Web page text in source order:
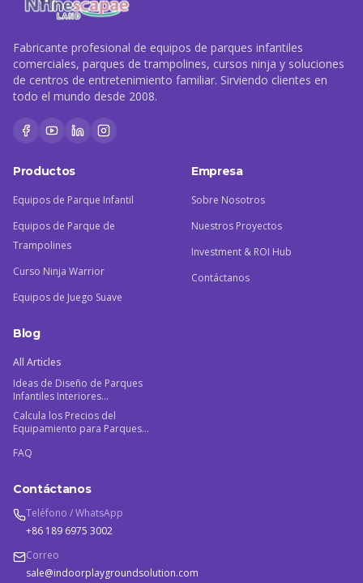
Fabricante profesional de equipos de parques infantiles
comerciales, parques de trampolines, cursos ninja y soluciones
de centros de entretenimiento familiar. Sirviendo clientes en
todo el mundo desde 2008.
Productos
Equipos de Parque Infantil
Equipos de Parque de
Trampolines
Curso Ninja Warrior
Equipos de Juego Suave
Empresa
Sobre Nosotros
Nuestros Proyectos
Investment & ROI Hub
Contáctanos
Blog
All Articles
Ideas de Diseño de Parques
Infantiles Interiores
Personalizados: Guía del
Fabricante 2026
Calcula los Precios del
Equipamiento para Parques
para Maximizar el ROI
FAQ
Contáctanos
Teléfono / WhatsApp
+86 189 6975 3002
Correo
sale@indoorplaygroundsolution.com